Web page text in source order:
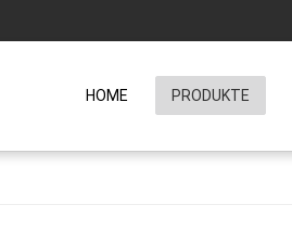
HOME PRODUKTE